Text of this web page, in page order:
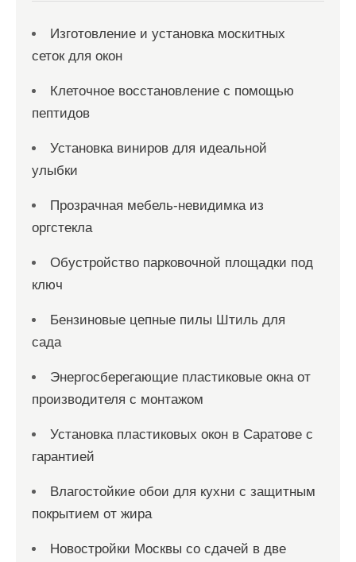
Изготовление и установка москитных
сеток для окон
Клеточное восстановление с помощью
пептидов
Установка виниров для идеальной
улыбки
Прозрачная мебель-невидимка из
оргстекла
Обустройство парковочной площадки под
ключ
Бензиновые цепные пилы Штиль для
сада
Энергосберегающие пластиковые окна от
производителя с монтажом
Установка пластиковых окон в Саратове с
гарантией
Влагостойкие обои для кухни с защитным
покрытием от жира
Новостройки Москвы со сдачей в две